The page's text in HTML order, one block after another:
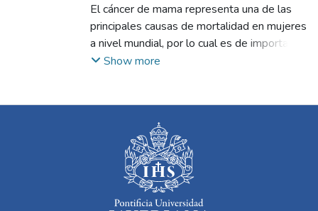
Prado Echeverri, Alejandro;Clavijo Buriticá,
Diana Carolina;Quimbaya Gómez, Mauricio
Alberto
El cáncer de mama representa una de las
principales causas de mortalidad en mujeres
a nivel mundial, por lo cual es de importancia
estudiar y entender cómo se lleva a cabo la
dirigido. En esta investigación se realizó un
enfoque desde la biología de sistemas para
modelar matemáticamente la red de
regulación génica del gen KIF2C, una
kinesina implicada en la dinámica de los
Show more